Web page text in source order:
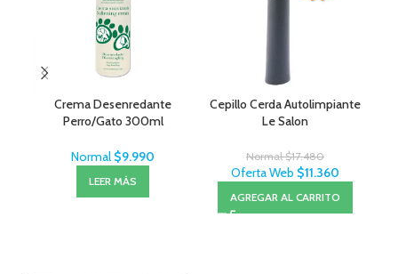
Crema Desenredante
Perro/Gato 300ml
Normal $9.990
LEER MÁS
Cepillo Cerda Autolimpiante
Le Salon
Normal$17.480
Oferta Web $11.360
AGREGAR AL CARRITO